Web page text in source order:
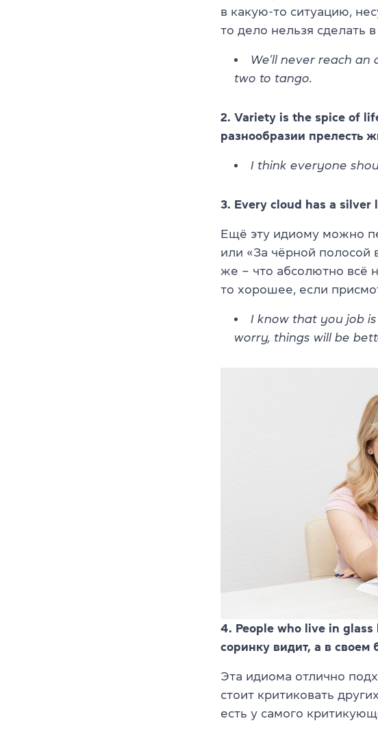
в какую-то ситуацию,
то дело нельзя сделать
We’ll never reach
two to tango.
2. Variety is the spice of
разнообразии прелесть
I think everyone
3. Every cloud has a silver
Ещё эту идиому можно
или «За чёрной полосой
же – что абсолютно всё
то хорошее, если
I know that you job
worry, things will be
4. People who live in
соринку видит, а в своем
Эта идиома отлично
стоит критиковать
есть у самого